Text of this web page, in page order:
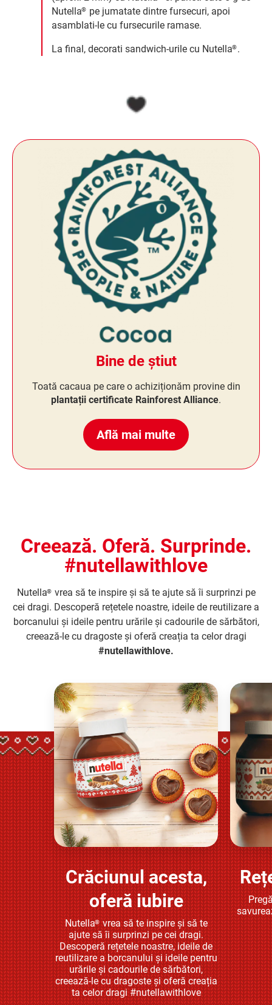
Nutella® pe jumatate dintre fursecuri, apoi
asamblati-le cu fursecurile ramase.
La final, decorati sandwich-urile cu Nutella®.
Bine de știut
Toată cacaua pe care o achiziționăm provine din
plantații certificate Rainforest Alliance.
Află mai multe
Creează. Oferă. Surprinde.
#nutellawithlove
Nutella® vrea să te inspire și să te ajute să îi surprinzi pe
cei dragi. Descoperă rețetele noastre, ideile de reutilizare a
borcanului și ideile pentru urările și cadourile de sărbători,
creează-le cu dragoste și oferă creația ta celor dragi
#nutellawithlove.
Află mai multe
Crăciunul acesta,
oferă iubire
Nutella® vrea să te inspire și să te
ajute să îi surprinzi pe cei dragi.
Descoperă rețetele noastre, ideile de
reutilizare a borcanului și ideile pentru
urările și cadourile de sărbători,
creează-le cu dragoste și oferă creația
ta celor dragi #nutellawithlove